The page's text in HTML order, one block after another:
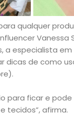
qualquer
a especialista
dicas de como
para ficar e
tecidos”, afirma.